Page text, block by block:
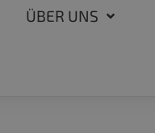
ÜBER UNS